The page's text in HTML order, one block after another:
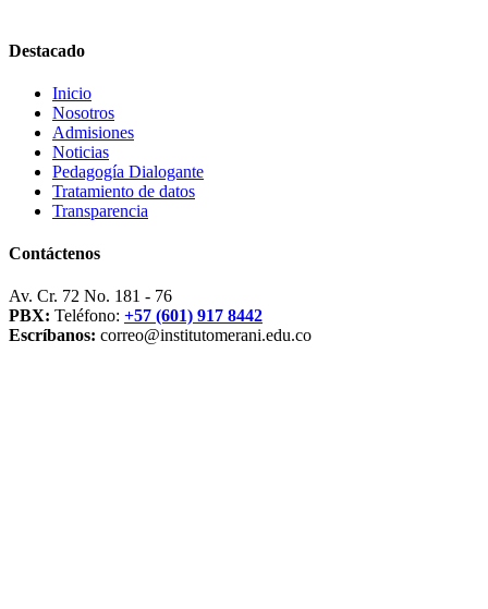
Destacado
Inicio
Nosotros
Admisiones
Noticias
Pedagogía Dialogante
Tratamiento de datos
Transparencia
Contáctenos
Av. Cr. 72 No. 181 - 76
PBX: Teléfono: +57 (601) 917 8442
Escríbanos: correo@institutomerani.edu.co